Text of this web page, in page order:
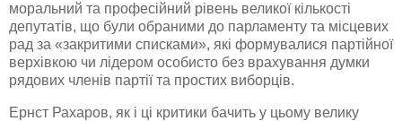
моральний та професійний рівень великої кількості
депутатів, що були обраними до парламенту та місцевих
рад за «закритими списками», які формувалися партійної
верхівкою чи лідером особисто без врахування думки
рядових членів партії та простих виборців.
Ернст Рахаров, як і ці критики бачить у цьому велику